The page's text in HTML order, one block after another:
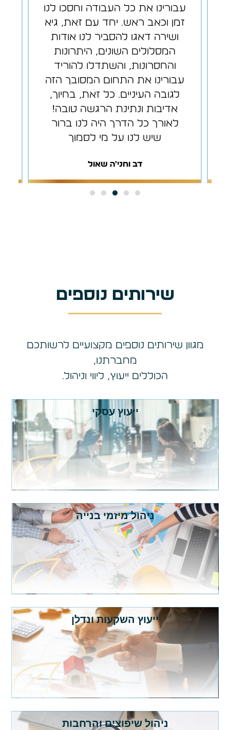
עבורינו את כל העבודה וחסכו לנו
זמן וכאב ראש. יחד עם זאת, גיא
ושירה דאגו להסביר לנו אודות
המסלולים השונים, היתרונות
והחסרונות, והשתדלו להוריד
עבורינו את התחום המסובך הזה
לגובה העיניים. כל זאת, בחיוך,
אדיבות ונתינת הרגשה טובה!
לאורך כל הדרך היה לנו ברור
שיש לנו על מי לסמוך
דב וחני'ה שאול
שירותים נוספים​
מגוון שירותים נוספים מקצועיים לרשותכם
מחברתנו,
הכוללים ייעוץ, ליווי וניהול.
ייעוץ עסקי
ניהול מיזמי בנייה
ייעוץ השקעות ונדלן
ניהול שיפוצים והרחבות